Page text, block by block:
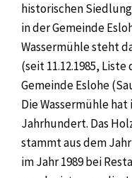
historischen
in der Gemeinde
Wassermühle steht
(seit 11.12.1985,
Gemeinde Eslohe
Die Wassermühle
Jahrhundert. Das
stammt aus dem
im Jahr 1989 bei